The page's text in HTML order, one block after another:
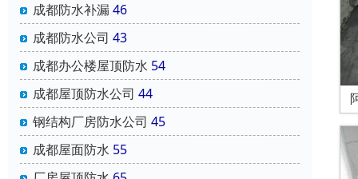
成都防水补漏46
成都防水公司 43
成都办公楼屋顶防水 54
成都屋顶防水公司 44
钢结构厂房防水公司 45
成都屋面防水 55